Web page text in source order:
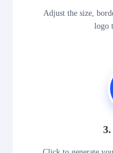
Adjust the size,
logo